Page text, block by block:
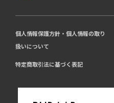
個人情報保護方針・個人情報の取り
扱いについて
特定商取引法に基づく表記